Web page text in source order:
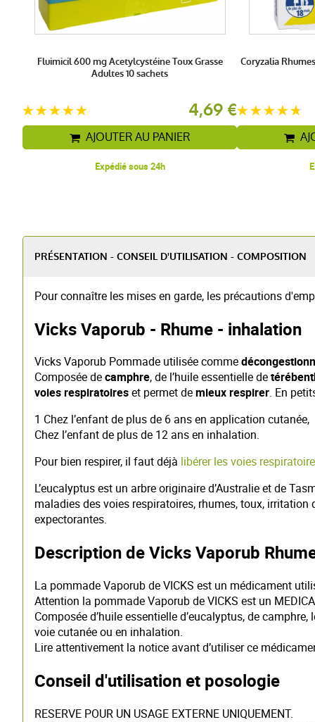
Fluimicil 600 mg Acetylcystéine Toux Grasse
Adultes 10 sachets
4,69 €
AJOUTER AU PANIER
Expédié sous 24h
Coryzalia
PRÉSENTATION - CONSEIL D'UTILISATION - COMPOSITION
Pour connaître les mises en garde, les précautions
Vicks Vaporub - Rhume - inhalation
Vicks Vaporub Pommade utilisée comme
Composée decamphre, de l’huile essentielle de
voies respiratoireset permet demieux respirer. En
1 Chez l’enfant de plus de 6 ans en application cutanée,
Chez l’enfant de plus de 12 ans en inhalation.
Pour bien respirer, il faut déjà libérer les voies
L’eucalyptus est un arbre originaire d’Australie et de
maladies des voies respiratoires, rhumes, toux,
expectorantes.
Description de Vicks Vaporub
La pommade Vaporub de VICKS est un médicament
Attention la pommade Vaporub de VICKS est un
Composée d’huile essentielle d’eucalyptus, de
voie cutanée ou en inhalation.
Lire attentivement la notice avant d’utiliser ce
Conseil d'utilisation et posologie
RESERVE POUR UN USAGE EXTERNE UNIQUEMENT.